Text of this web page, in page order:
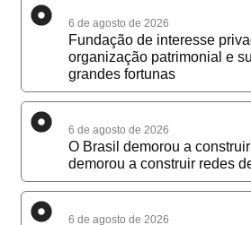
6 de agosto de 2026
Fundação de interesse
organização patrimonial e
grandes fortunas
6 de agosto de 2026
O Brasil demorou a
demorou a construir redes
6 de agosto de 2026